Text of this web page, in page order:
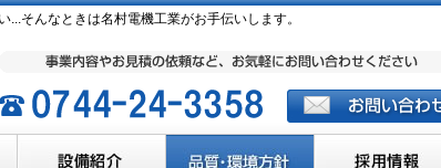
そんなときは名村電機工業がお手伝いします。